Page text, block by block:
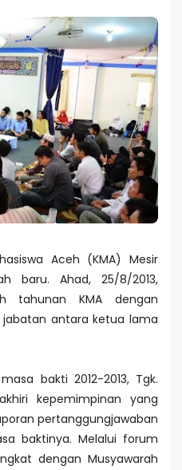
Aceh (KMA) Mesir
baru. Ahad, 25/8/2013,
tahunan KMA dengan
antara ketua lama
bakti 2012-2013, Tgk.
kepemimpinan yang
pertanggungjawaban
baktinya. Melalui forum
dengan Musyawarah